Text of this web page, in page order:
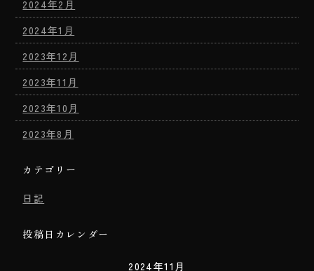
2024年2月
2024年1月
2023年12月
2023年11月
2023年10月
2023年8月
カテゴリー
日記
投稿日カレンダー
2024年11月